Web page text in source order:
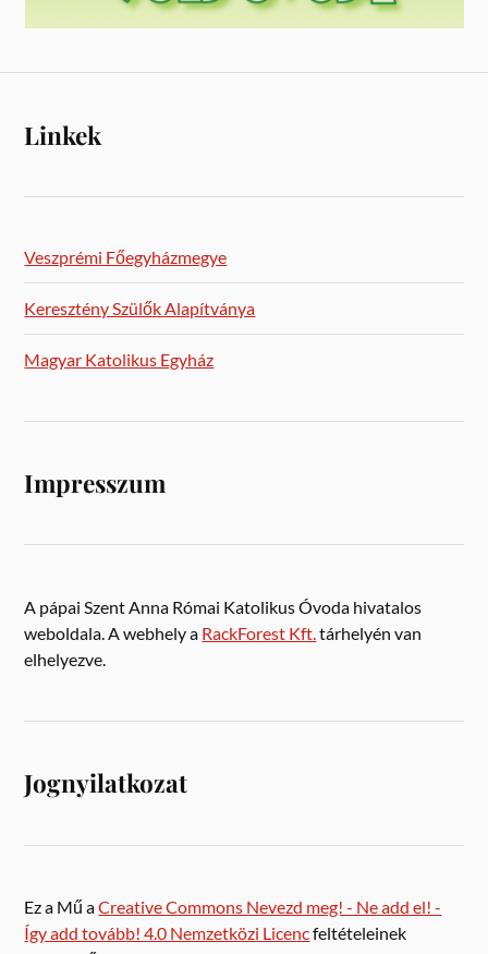
Linkek
Veszprémi Főegyházmegye
Keresztény Szülők Alapítványa
Magyar Katolikus Egyház
Impresszum
A pápai Szent Anna Római Katolikus Óvoda hivatalos
weboldala. A webhely a RackForest Kft. tárhelyén van
elhelyezve.
Jognyilatkozat
Ez a Mű aCreative Commons Nevezd meg! - Ne add el! -
Így add tovább! 4.0 Nemzetközi Licencfeltételeinek